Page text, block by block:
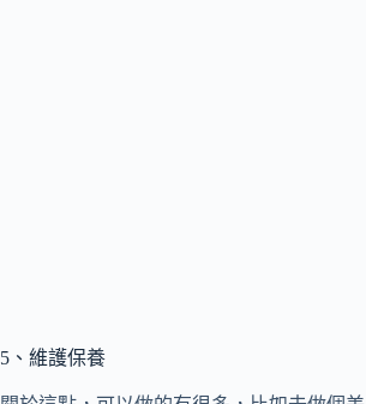
5、維護保養